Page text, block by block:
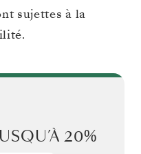
sujettes à la
20%